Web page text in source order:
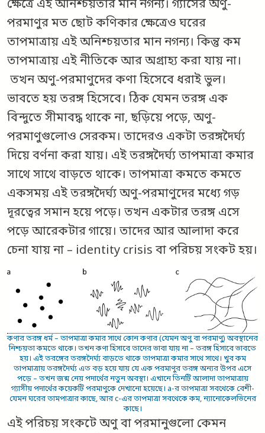
ক্ষেত্রে এই অনিশ্চয়তার মান নগন্য। গ্যাসের অণু-
পরমাণুর মত ছোট কণিকার ক্ষেত্রেও ঘরের
তাপমাত্রায় এই অনিশ্চয়তার মান নগন্য। কিন্তু কম
তাপমাত্রায় এই নীতিকে আর অগ্রাহ্য করা যায় না।
তখন অণু-পরমাণুদের কণা হিসেবে ধরাই ভুল।
ভাবতে হয় তরঙ্গ হিসেবে। ঠিক যেমন তরঙ্গ এক
বিন্দুতে সীমাবদ্ধ থাকে না, ছড়িয়ে পড়ে, অণু-
পরমাণুগুলোও সেরকম। তাদেরও একটা তরঙ্গদৈর্ঘ্য
দিয়ে বর্ণনা করা যায়। এই তরঙ্গদৈর্ঘ্য তাপমাত্রা কমার
সাথে সাথে বাড়তে থাকে। তাপমাত্রা কমতে কমতে
একসময় এই তরঙ্গদৈর্ঘ্য অণু-পরমাণুদের মধ্যে গড়
দূরত্বের সমান হয়ে পড়ে। তখন একটার তরঙ্গ এসে
পড়ে আরেকটার গায়ে। তাদের আর আলাদা করে
চেনা যায় না – identity crisis বা পরিচয় সংকট হয়।
কণার তরঙ্গ ধর্ম – তাপমাত্রা কমার সাথে কোন কণার (যেমন অণু বা পরমাণু) অবস্থানের
নিশ্চয়তা কমতে থাকে। তখন কণা হিসাবে তাদের ভাবা যায় না – তরঙ্গ হিসাবে ভাবতে
হয়। এই তরঙ্গের তরঙ্গদৈর্ঘ্য বাড়তে থাকে তাপমাত্রা কমার সাথে সাথে। খুব কম
তাপমাত্রায় তরঙ্গদৈর্ঘ্য এত বড় হয়ে যায় যে এক পরমাণুর তরঙ্গ অন্যর উপর এসে
পড়ে – তখন জন্ম নেয় পদার্থের নতুন অবস্থা। এখানে তিনটি আলাদা তাপমাত্রায়
গ্যাসীয় পদার্থের কয়েকটি পরমাণুকে দেখানো হয়েছে। a-র তাপমাত্রা সবথেকে বেশী-
যেমন ঘরের তামপাত্রার কাছে, আর c-এর তাপমাত্রা সবথেকে কম, ন্যানোকেলভিনের
কাছে।
এই পরিচয় সংকটে অণু বা পরমানুগুলো কেমন